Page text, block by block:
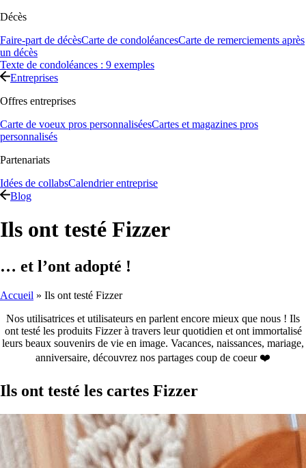
Décès
Faire-part de décèsCarte de condoléancesCarte de remerciements après
un décès
Texte de condoléances : 9 exemples
Entreprises
Offres entreprises
Carte de voeux pros personnaliséesCartes et magazines pros
personnalisés
Partenariats
Idées de collabsCalendrier entreprise
Blog
Ils ont testé Fizzer
… et l’ont adopté !
Accueil » Ils ont testé Fizzer
Nos utilisatrices et utilisateurs en parlent encore mieux que nous ! Ils
ont testé les produits Fizzer à travers leur quotidien et ont immortalisé
leurs beaux souvenirs de vie en image. Vacances, naissances, mariage,
anniversaire, découvrez nos partages coup de coeur ❤️
Ils ont testé les cartes Fizzer